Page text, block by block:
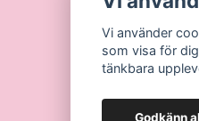
Vi använder
som visa för
tänkbara
Godkänn